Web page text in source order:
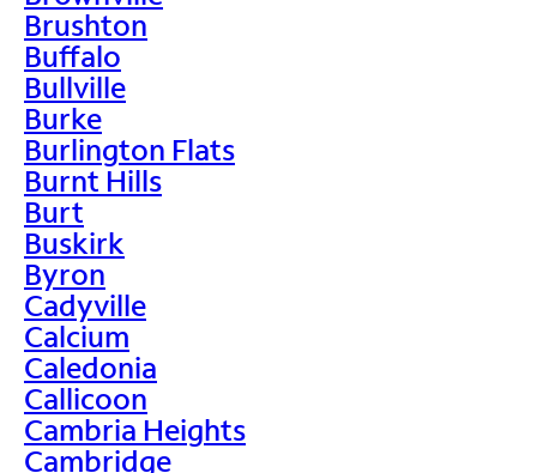
Brushton
Buffalo
Bullville
Burke
Burlington Flats
Burnt Hills
Burt
Buskirk
Byron
Cadyville
Calcium
Caledonia
Callicoon
Cambria Heights
Cambridge